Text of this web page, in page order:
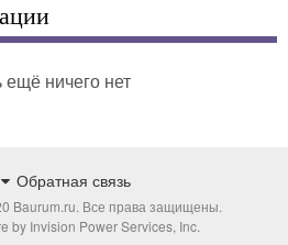
ещё ничего нет
Обратная связь
Baurum.ru. Все права защищены.
by Invision Power Services, Inc.